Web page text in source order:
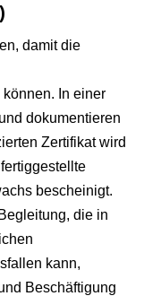
damit die
In einer
dokumentieren
Zertifikat wird
bescheinigt.
die in
kann,
Beschäftigung